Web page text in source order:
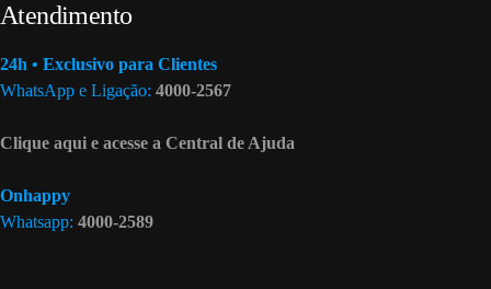
Atendimento
24h • Exclusivo para Clientes
WhatsApp e Ligação: 4000-2567
Clique aqui e acesse a Central de Ajuda
Onhappy
Whatsapp: 4000-2589